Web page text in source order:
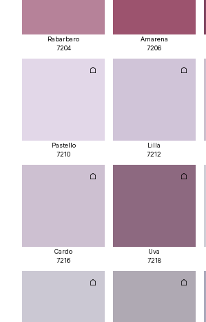
Rabarbaro
7204
Amarena
7206
Pastello
7210
Lillà
7212
Cardo
7216
Uva
7218